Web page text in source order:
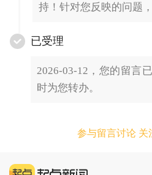
持！针对您反映的问题
已受理
2026-03-12，您的留言
时为您转办。
参与留言讨论 关